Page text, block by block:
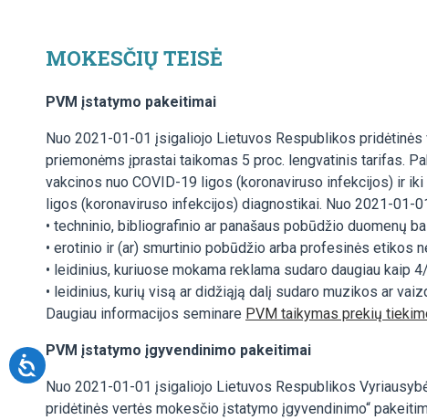
MOKESČIŲ TEISĖ
PVM įstatymo pakeitimai
Nuo 2021-01-01 įsigaliojo Lietuvos Respublikos
priemonėms įprastai taikomas 5 proc. lengvatinis tarifas.
vakcinos nuo COVID-19 ligos (koronaviruso infekcijos) ir
ligos (koronaviruso infekcijos) diagnostikai. Nuo 2021-01-
• techninio, bibliografinio ar panašaus pobūdžio duomenų
• erotinio ir (ar) smurtinio pobūdžio arba profesinės etikos
• leidinius, kuriuose mokama reklama sudaro daugiau kaip
• leidinius, kurių visą ar didžiąją dalį sudaro muzikos ar
Daugiau informacijos seminare PVM taikymas prekių
PVM įstatymo įgyvendinimo pakeitimai
Nuo 2021-01-01 įsigaliojo Lietuvos Respublikos
pridėtinės vertės mokesčio įstatymo įgyvendinimo“